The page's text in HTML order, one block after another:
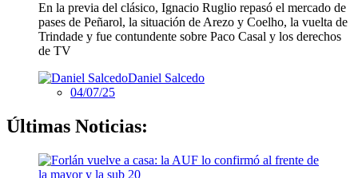
En la previa del clásico, Ignacio Ruglio repasó el mercado de
pases de Peñarol, la situación de Arezo y Coelho, la vuelta de
Trindade y fue contundente sobre Paco Casal y los derechos
de TV
Daniel Salcedo
04/07/25
Últimas Noticias: